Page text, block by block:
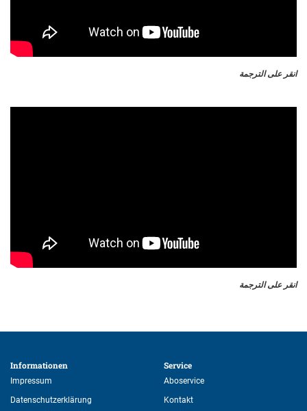
انقر على الترجمة
انقر على الترجمة
Informationen
Impressum
Datenschutzerklärung
Service
Aboservice
Kontakt